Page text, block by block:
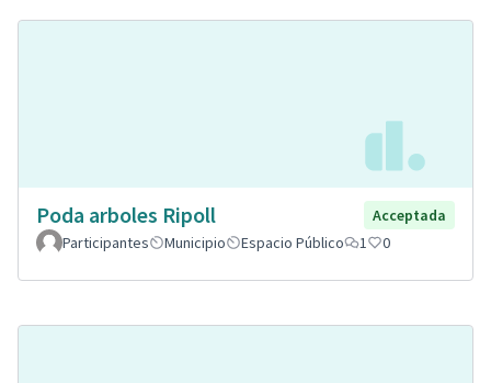
Poda arboles Ripoll
Acceptada
Participantes
Municipio Espacio Público 1 0